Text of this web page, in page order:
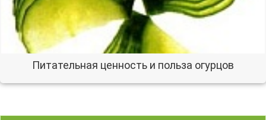
Питательная ценность и польза огурцов